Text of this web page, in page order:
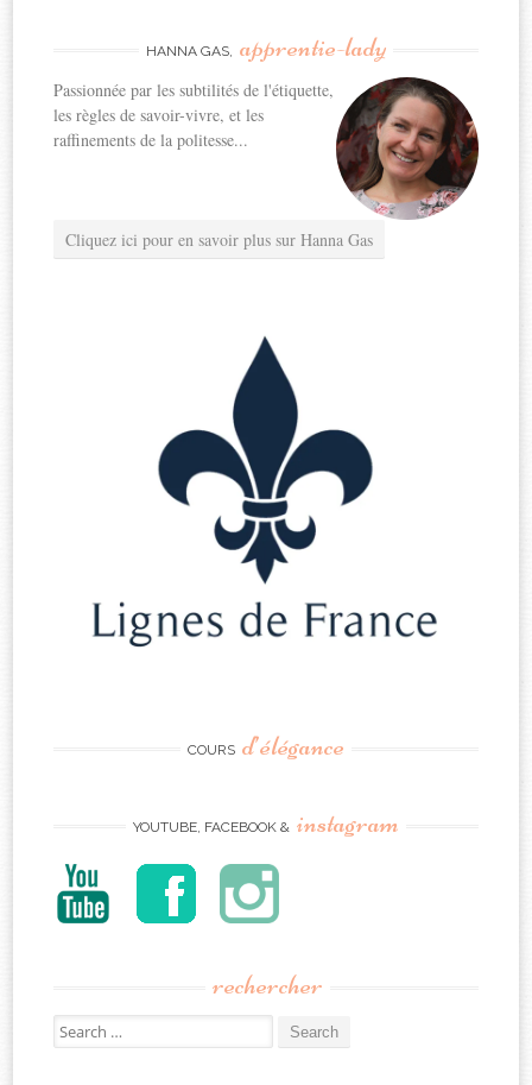
HANNA GAS, apprentie-lady
Passionnée par les subtilités de l'étiquette,
les règles de savoir-vivre, et les
raffinements de la politesse...
Cliquez ici pour en savoir plus sur Hanna Gas
COURS d’élégance
YOUTUBE, FACEBOOK & instagram
rechercher
Search
for: